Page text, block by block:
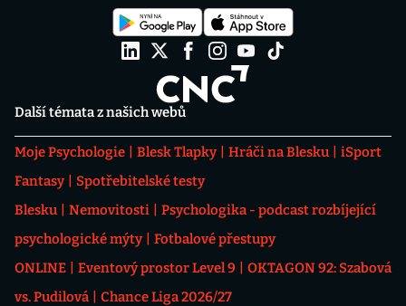
Další témata z našich webů
Moje Psychologie Blesk Tlapky Hráči na Blesku
iSport
Fantasy
Spotřebitelské testy
Blesku
Nemovitosti
Psychologika - podcast rozbíjející
psychologické mýty
Fotbalové přestupy
ONLINE
Eventový prostor Level 9
OKTAGON 92: Szabová
vs. Pudilová
Chance Liga 2026/27